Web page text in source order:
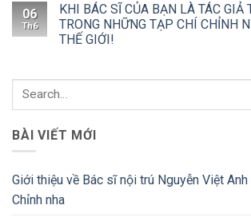
06
Th6
KHI BÁC SĨ CỦA BẠN LÀ TÁC GIẢ
TRONG NHỮNG TẠP CHÍ CHỈNH
THẾ GIỚI!
BÀI VIẾT MỚI
Giới thiệu về Bác sĩ nội trú Nguyễn Việt
Chỉnh nha